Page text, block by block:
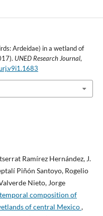
Ardeidae) in a wetland of
UNED Research Journal,
Ramírez Hernández, J.
Piñón Santoyo, Rogelio
Nieto, Jorge
composition of
of central Mexico,